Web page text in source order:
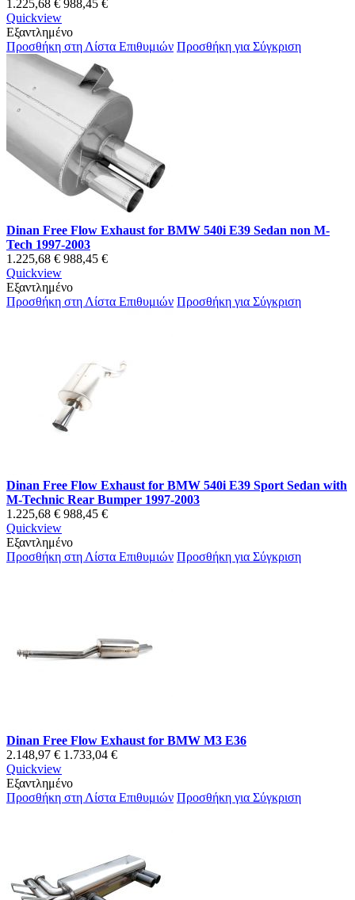
1.225,68 € 988,45 €
Quickview
Εξαντλημένο
Προσθήκη στη Λίστα Επιθυμιών Προσθήκη για Σύγκριση
Dinan Free Flow Exhaust for BMW 540i E39 Sedan non M-
Tech 1997-2003
1.225,68 € 988,45 €
Quickview
Εξαντλημένο
Προσθήκη στη Λίστα Επιθυμιών Προσθήκη για Σύγκριση
Dinan Free Flow Exhaust for BMW 540i E39 Sport Sedan with
M-Technic Rear Bumper 1997-2003
1.225,68 € 988,45 €
Quickview
Εξαντλημένο
Προσθήκη στη Λίστα Επιθυμιών Προσθήκη για Σύγκριση
Dinan Free Flow Exhaust for BMW M3 E36
2.148,97 € 1.733,04 €
Quickview
Εξαντλημένο
Προσθήκη στη Λίστα Επιθυμιών Προσθήκη για Σύγκριση